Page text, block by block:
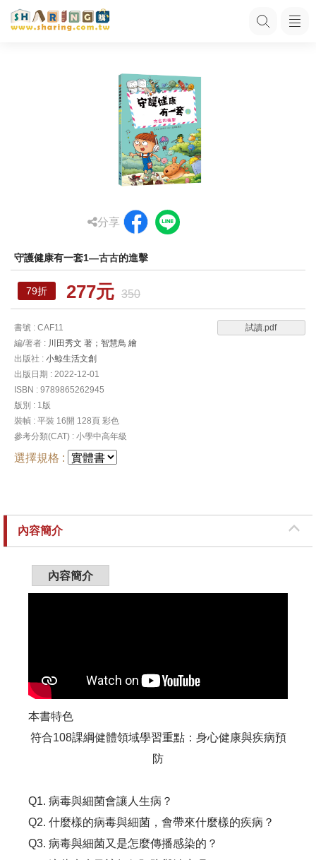
分享
守護健康有一套1—古古的進擊
79折 277元 350
書號 : CAF11
編/著者 : 川田秀文 著；智慧鳥 繪
出版社 : 小鯨生活文創
出版日期 : 2022-12-01
ISBN : 9789865262945
版別 : 1版
裝幀 : 平裝 16開 128頁 彩色
參考分類(CAT) : 小學中高年級
選擇規格 :
試讀.pdf
內容簡介
內容簡介
本書特色
符合108課綱健體領域學習重點：身心健康與疾病預
防
Q1. 病毒與細菌會讓人生病？
Q2. 什麼樣的病毒與細菌，會帶來什麼樣的疾病？
Q3. 病毒與細菌又是怎麼傳播感染的？